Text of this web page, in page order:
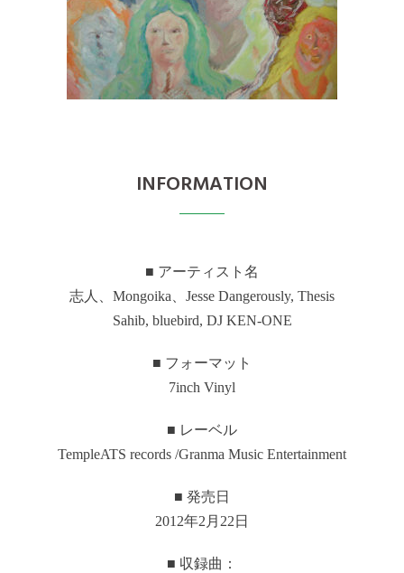
INFORMATION
■ アーティスト名
志人、Mongoika、Jesse Dangerously, Thesis
Sahib, bluebird, DJ KEN-ONE
■ フォーマット
7inch Vinyl
■ レーベル
TempleATS records /Granma Music Entertainment
■ 発売日
2012年2月22日
■ 収録曲：